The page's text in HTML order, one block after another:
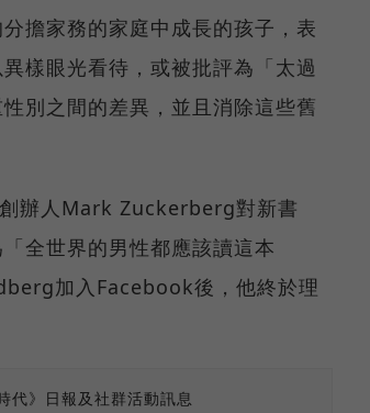
擔家務的家庭中成長的孩子，表
樣眼光看待，或被批評為「太過
別之間的差異，並且消除這些舊
辦人Mark Zuckerberg對新書
全世界的男性都應該讀這本
加入Facebook後，他終於理
代》日報及社群活動訊息